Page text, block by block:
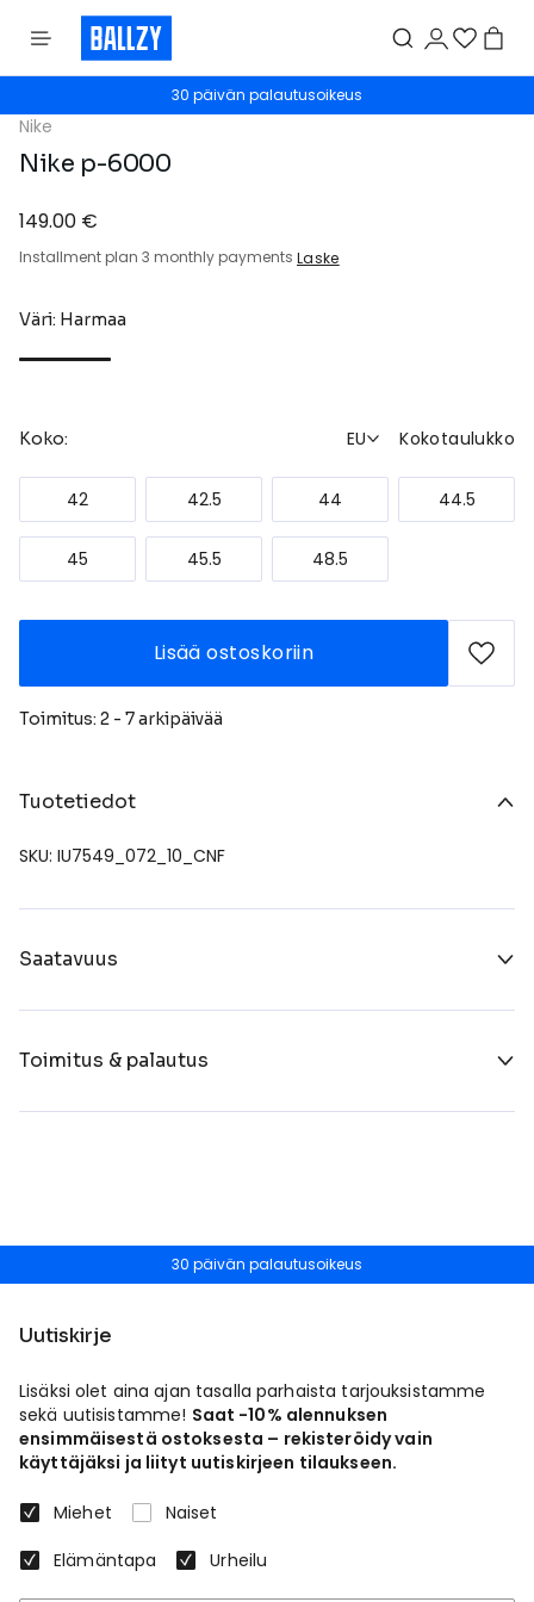
30 päivän palautusoikeus
Nike
Nike p-6000
149.00 €
Installment plan 3 monthly payments Laske
Väri: Harmaa
Koko: EU Kokotaulukko
42 42.5 44 44.5
45 45.5 48.5
Lisää ostoskoriin
Toimitus: 2 - 7 arkipäivää
Tuotetiedot
SKU: IU7549_072_10_CNF
Saatavuus
Toimitus & palautus
30 päivän palautusoikeus
Uutiskirje
Lisäksi olet aina ajan tasalla parhaista tarjouksistamme
sekä uutisistamme! Saat -10% alennuksen
ensimmäisestä ostoksesta – rekisteröidy vain
käyttäjäksi ja liityt uutiskirjeen tilaukseen.
Miehet
Naiset
Elämäntapa
Urheilu